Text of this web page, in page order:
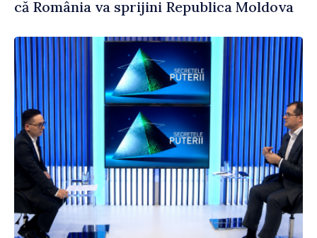
că România va sprijini Republica Moldova